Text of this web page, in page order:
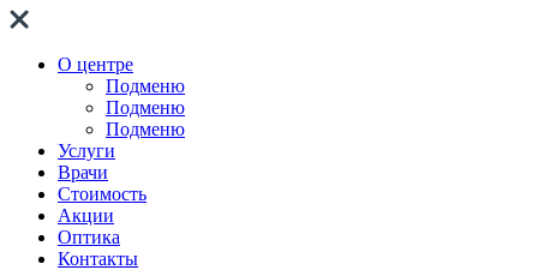
О центре
Подменю
Подменю
Подменю
Услуги
Врачи
Стоимость
Акции
Оптика
Контакты